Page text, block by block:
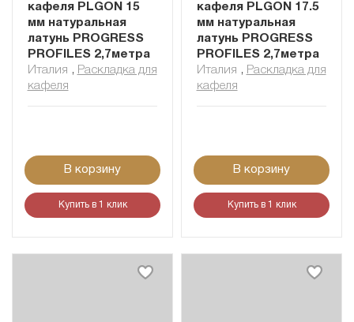
кафеля PLGON 15
мм натуральная
латунь PROGRESS
PROFILES 2,7метра
Италия , Раскладка для
кафеля
В корзину
Купить в 1 клик
кафеля PLGON 17.5
мм натуральная
латунь PROGRESS
PROFILES 2,7метра
Италия , Раскладка для
кафеля
В корзину
Купить в 1 клик